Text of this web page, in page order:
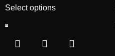
Select options